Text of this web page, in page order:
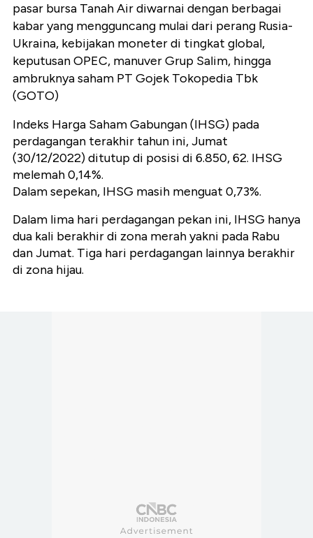
pasar bursa Tanah Air diwarnai dengan berbagai
kabar yang mengguncang mulai dari perang Rusia-
Ukraina, kebijakan moneter di tingkat global,
keputusan OPEC, manuver Grup Salim, hingga
ambruknya saham PT Gojek Tokopedia Tbk
(GOTO)
Indeks Harga Saham Gabungan (IHSG) pada
perdagangan terakhir tahun ini, Jumat
(30/12/2022) ditutup di posisi di 6.850, 62. IHSG
melemah 0,14%.
Dalam sepekan, IHSG masih menguat 0,73%.
Dalam lima hari perdagangan pekan ini, IHSG hanya
dua kali berakhir di zona merah yakni pada Rabu
dan Jumat. Tiga hari perdagangan lainnya berakhir
di zona hijau.